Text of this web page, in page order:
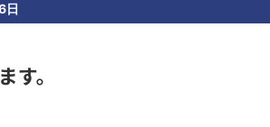
日
す。